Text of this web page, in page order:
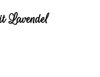
Lavendel